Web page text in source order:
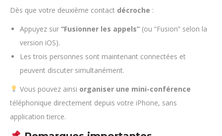
Dès que votre deuxième contact décroche :
Appuyez sur “Fusionner les appels” (ou “Fusion” selon la
version iOS).
Les trois personnes sont maintenant connectées et
peuvent discuter simultanément.
Vous pouvez ainsi organiser une mini-conférence
téléphonique directement depuis votre iPhone, sans
application tierce.